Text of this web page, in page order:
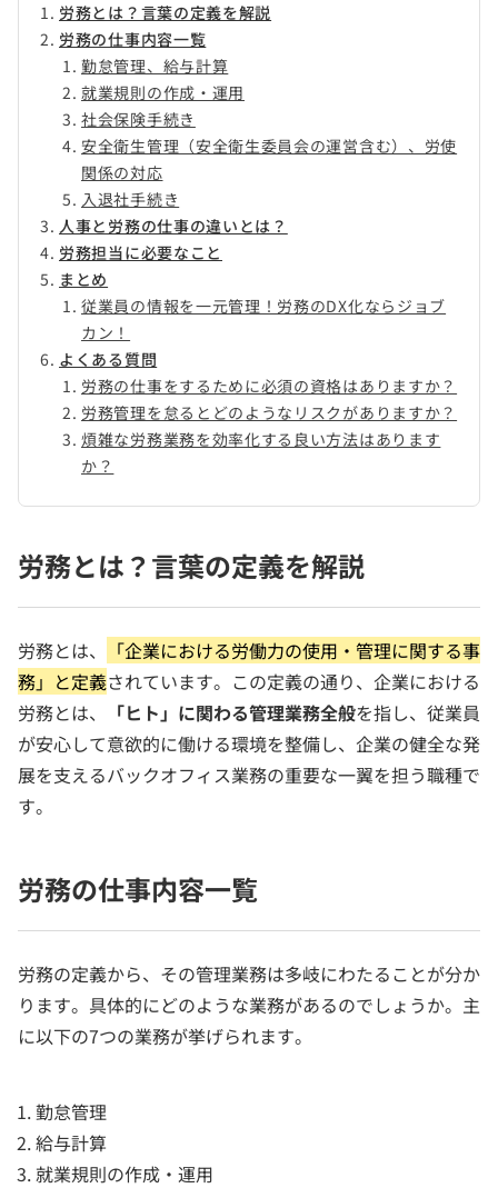
労務とは？言葉の定義を解説
労務の仕事内容一覧
勤怠管理、給与計算
就業規則の作成・運用
社会保険手続き
安全衛生管理（安全衛生委員会の運営含む）、労使
関係の対応
入退社手続き
人事と労務の仕事の違いとは？
労務担当に必要なこと
まとめ
従業員の情報を一元管理！労務のDX化ならジョブ
カン！
よくある質問
労務の仕事をするために必須の資格はありますか？
労務管理を怠るとどのようなリスクがありますか？
煩雑な労務業務を効率化する良い方法はあります
か？
労務とは？言葉の定義を解説
労務とは、
「企業における労働力の使用・管理に関する事
務」と定義されています。この定義の通り、企業における
労務とは、
「ヒト」に関わる管理業務全般を指し、従業員
が安心して意欲的に働ける環境を整備し、企業の健全な発
展を支えるバックオフィス業務の重要な一翼を担う職種で
す。
労務の仕事内容一覧
労務の定義から、その管理業務は多岐にわたることが分か
ります。具体的にどのような業務があるのでしょうか。主
に以下の7つの業務が挙げられます。
勤怠管理
給与計算
就業規則の作成・運用